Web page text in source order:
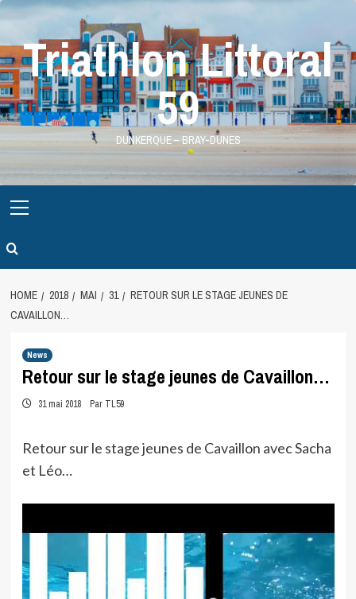
Skip
contentTriathlon Littoral
59
DUNKERQUE – BRAY-DUNES
Menu
HOME 2018 MAI 31
RETOUR SUR LE STAGE JEUNES DE
CAVAILLON…
News
Retour sur le stage jeunes de Cavaillon…
31 mai 2018 Par TL59
Retour sur le stage jeunes de Cavaillon avec Sacha
et Léo…